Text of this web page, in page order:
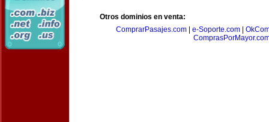
Otros dominios en venta:
ComprarPasajes.com
e-Soporte.com